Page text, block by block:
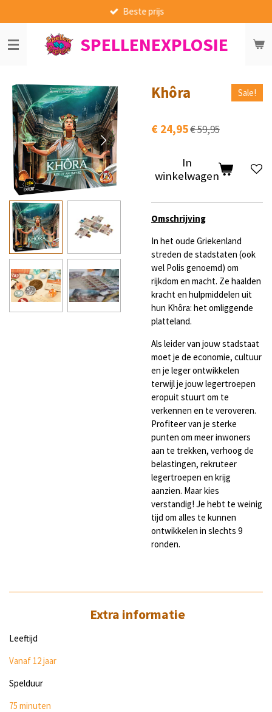
direct
naar
de
SPELLENEXPLOSIE
Beste prijs
Khôra Sale!
€ 24,95€ 59,95
In
winkelwagen
Omschrijving
In het oude Griekenland
streden de stadstaten (ook
wel Polis genoemd) om
rijkdom en macht. Ze haalden
kracht en hulpmiddelen uit
hun Khôra: het omliggende
platteland.
Als leider van jouw stadstaat
moet je de economie, cultuur
en je leger ontwikkelen
terwijl je jouw legertroepen
eropuit stuurt om te
verkennen en te veroveren.
Profiteer van je sterke
punten om meer inwoners
aan te trekken, verhoog de
belastingen, rekruteer
legertroepen en krijg
aanzien. Maar kies
verstandig! Je hebt te weinig
tijd om alles te kunnen
ontwikkelen in slechts 9
ronden.
Extra informatie
Leeftijd
Vanaf 12 jaar
Spelduur
75 minuten